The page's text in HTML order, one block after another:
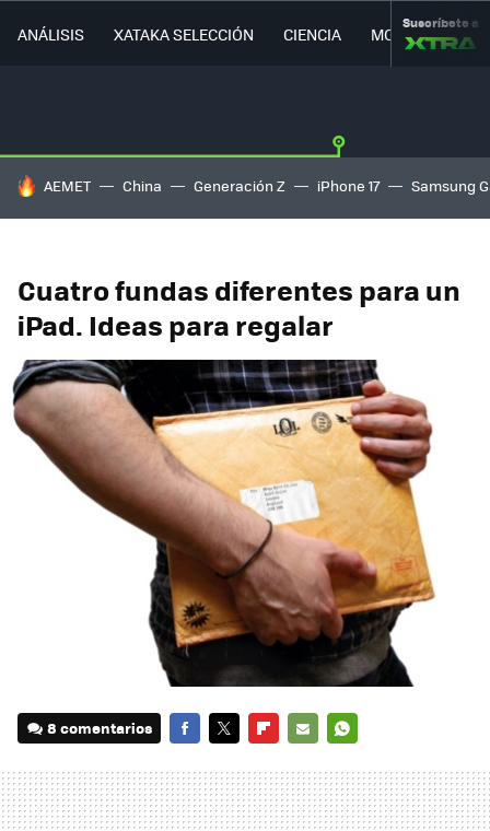
ANÁLISIS XATAKA SELECCIÓN CIENCIA MOVILIDAD
Suscríbete a
HOY SE HABLA DE
AEMET China Generación Z iPhone 17 Samsung
Cuatro fundas diferentes para un
iPad. Ideas para regalar
8 comentarios
MAIL